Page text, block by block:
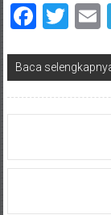
Baca